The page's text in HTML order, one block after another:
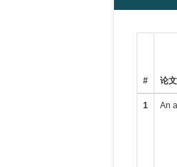
# 论
1 An